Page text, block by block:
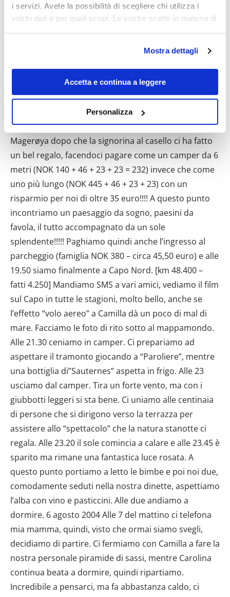
i servizi. Avete la possibilità di scegliere chi utilizza i
vostri dati e per quali scopi. Le vostre scelte in materia di
modificare o revocare il proprio consenso in qualsiasi
momento dalla Dichiarazione sui cookie o facendo clic
sull'icona di attivazione della privacy.
raccogliere informazioni sulla tua posizione
geografica, con un'approssimazione di qualche
metro,
Identificare il tuo dispositivo, scansionandolo
attivamente alla ricerca di caratteristiche specifiche
(impronte digitali).
Approfondisci come vengono elaborati i tuoi dati personali
e imposta le tue preferenze nella
sezione dettagli
modificare o ritirare il tuo consenso in qualsiasi momento
dalla Dichiarazione sui cookie.
Utilizziamo i cookie per personalizzare contenuti ed
annunci, per fornire funzionalità dei social media e per
analizzare il nostro traffico. Condividiamo inoltre
informazioni sul modo in cui utilizzi il nostro sito con i
nostri partner che si occupano di analisi dei dati web,
pubblicità e social media, i quali potrebbero combinarle
con altre informazioni che hai fornito loro o che hanno
raccolto dal tuo utilizzo dei loro servizi.
Mostra dettagli
Accetta e continua a leggere
Personalizza